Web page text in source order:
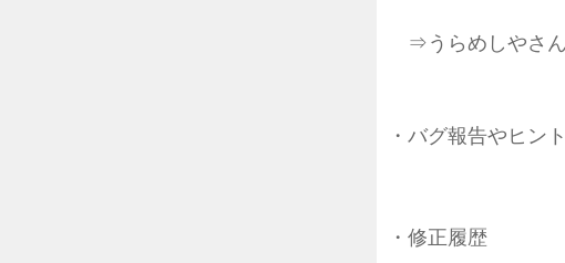
⇒うらめしやさ
・バグ報告やヒン
・修正履歴